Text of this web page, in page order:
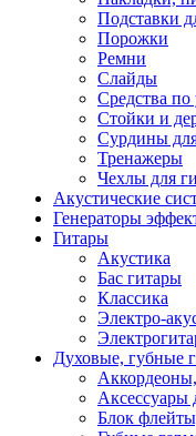
Подставки
Порожки
Ремни
Слайды
Средства по
Стойки и
Сурдины
Тренажеры
Чехлы для
Акустические
Генераторы
Гитары
Акустика
Бас гитары
Классика
Электро-
Духовые, губные
Аксессуары
Блок